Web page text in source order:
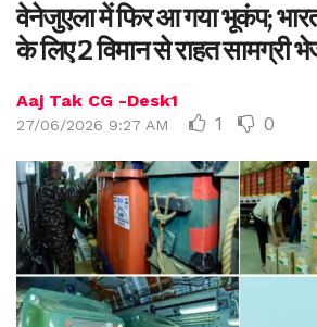
वेनेजुएला में फिर आ गया भूकंप;
के लिए 2 विमान से राहत सामग्री
Aaj Tak CG -Desk1
27/06/2026 9:27 AM 1 0